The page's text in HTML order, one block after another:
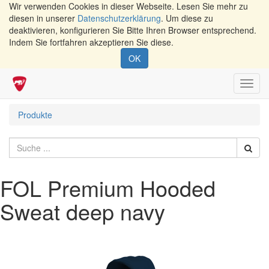
Wir verwenden Cookies in dieser Webseite. Lesen Sie mehr zu
diesen in unserer Datenschutzerklärung. Um diese zu
deaktivieren, konfigurieren Sie Bitte Ihren Browser entsprechend.
Indem Sie fortfahren akzeptieren Sie diese.
OK
Produkte
FOL Premium Hooded
Sweat deep navy